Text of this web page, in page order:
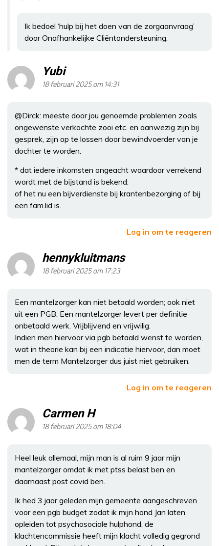
Ik bedoel ‘hulp bij het doen van de zorgaanvraag’
door Onafhankelijke Cliëntondersteuning.
Yubi
18 februari 2025 om 14:31
@Dirck: meeste door jou genoemde problemen zoals
ongewenste verkochte zooi etc. en aanwezig zijn bij
gesprek, zijn op te lossen door bewindvoerder van je
dochter te worden.
* dat iedere inkomsten ongeacht waardoor verrekend
wordt met de bijstand is bekend:
of het nu een bijverdienste bij krantenbezorging of bij
een fam.lid is.
Log in om te reageren
hennykluitmans
18 februari 2025 om 17:23
Een mantelzorger kan niet betaald worden; ook niet
uit een PGB. Een mantelzorger levert per definitie
onbetaald werk. Vrijblijvend en vrijwilig.
Indien men hiervoor via pgb betaald wenst te worden,
wat in theorie kan bij een indicatie hiervoor, dan moet
men de term Mantelzorger dus juist niet gebruiken.
Log in om te reageren
Carmen H
18 februari 2025 om 18:04
Heel leuk allemaal, mijn man is al ruim 9 jaar mijn
mantelzorger omdat ik met ptss belast ben en
daarnaast post covid ben.
Ik hed 3 jaar geleden mijn gemeente aangeschreven
voor een pgb budget zodat ik mijn hond Jan laten
opleiden tot psychosociale hulphond, de
klachtencommissie heeft mijn klacht volledig gegrond